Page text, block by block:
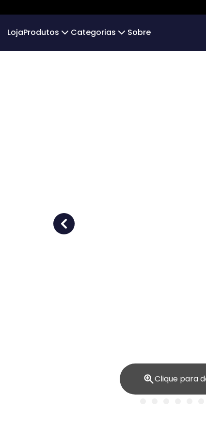
LojaProdutos
Camiseta
Camiseta Infantil
Categorias
Infantil
Sobre
Clique para